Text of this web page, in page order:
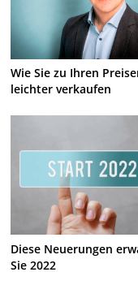
Wie Sie zu Ihren
leichter verkaufen
Diese Neuerungen
Sie 2022